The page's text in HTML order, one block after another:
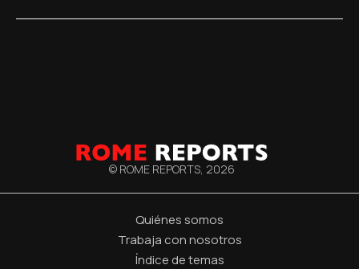
© ROME REPORTS, 2026
Quiénes somos
Trabaja con nosotros
Índice de temas